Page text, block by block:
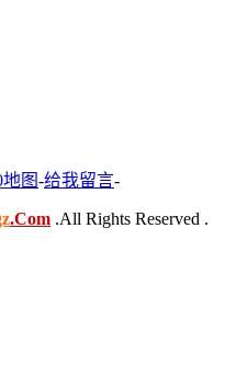
地图-给我留言-
.Com .All Rights Reserved .